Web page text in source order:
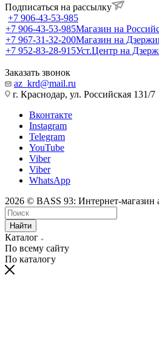
Подписаться на рассылку
+7 906-43-53-985
+7 906-43-53-985Магазин на
+7 967-31-32-200Магазин на
+7 952-83-28-915Уст.Центр на
Заказать звонок
az_krd@mail.ru
г. Краснодар, ул. Российская 131/7
Вконтакте
Instagram
Telegram
YouTube
Viber
Viber
WhatsApp
2026 © BASS 93: Интернет-магазин
Найти
Каталог
По всему сайту
По каталогу